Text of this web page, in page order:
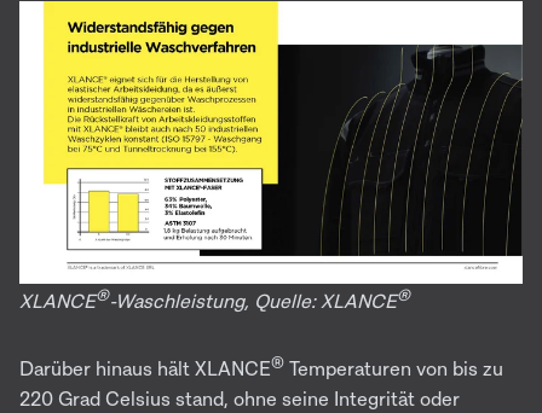
XLANCE®-Waschleistung, Quelle: XLANCE®
Darüber hinaus hält XLANCE® Temperaturen von bis zu
220 Grad Celsius stand, ohne seine Integrität oder